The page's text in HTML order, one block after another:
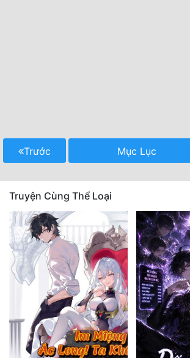
Trước Mục Lục
Truyện Cùng Thể Loại